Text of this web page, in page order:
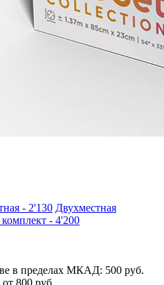
- 2'130 Двухместная
- 4'200
в пределах МКАД: 500 руб.
800 руб.